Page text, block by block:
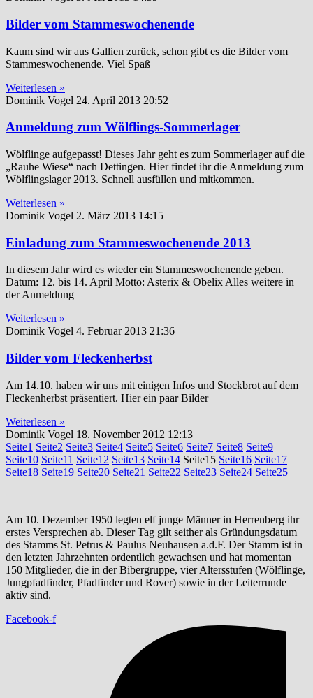
Bilder vom Stammeswochenende
Kaum sind wir aus Gallien zurück, schon gibt es die Bilder vom
Stammeswochenende. Viel Spaß
Weiterlesen »
Dominik Vogel 24. April 2013 20:52
Anmeldung zum Wölflings-Sommerlager
Wölflinge aufgepasst! Dieses Jahr geht es zum Sommerlager auf die
„Rauhe Wiese“ nach Dettingen. Hier findet ihr die Anmeldung zum
Wölflingslager 2013. Schnell ausfüllen und mitkommen.
Weiterlesen »
Dominik Vogel 2. März 2013 14:15
Einladung zum Stammeswochenende 2013
In diesem Jahr wird es wieder ein Stammeswochenende geben.
Datum: 12. bis 14. April Motto: Asterix & Obelix Alles weitere in
der Anmeldung
Weiterlesen »
Dominik Vogel 4. Februar 2013 21:36
Bilder vom Fleckenherbst
Am 14.10. haben wir uns mit einigen Infos und Stockbrot auf dem
Fleckenherbst präsentiert. Hier ein paar Bilder
Weiterlesen »
Dominik Vogel 18. November 2012 12:13
Seite1 Seite2 Seite3 Seite4 Seite5 Seite6 Seite7 Seite8 Seite9
Seite10 Seite11 Seite12 Seite13 Seite14 Seite15 Seite16 Seite17
Seite18 Seite19 Seite20 Seite21 Seite22 Seite23 Seite24 Seite25
Am 10. Dezember 1950 legten elf junge Männer in Herrenberg ihr
erstes Versprechen ab. Dieser Tag gilt seither als Gründungsdatum
des Stamms St. Petrus & Paulus Neuhausen a.d.F. Der Stamm ist in
den letzten Jahrzehnten ordentlich gewachsen und hat momentan
150 Mitglieder, die in der Bibergruppe, vier Altersstufen (Wölflinge,
Jungpfadfinder, Pfadfinder und Rover) sowie in der Leiterrunde
aktiv sind.
Facebook-f